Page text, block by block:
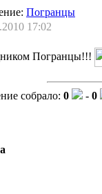
Погранцы
17:02
Погранцы!!!
собрало: 0 - 0